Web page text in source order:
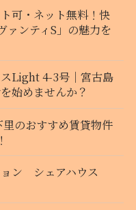
可・ネット無料！快
ァンティS」の魅力を
スLight 4-3号｜宮古島
始めませんか？
里のおすすめ賃貸物件
ン シェアハウス